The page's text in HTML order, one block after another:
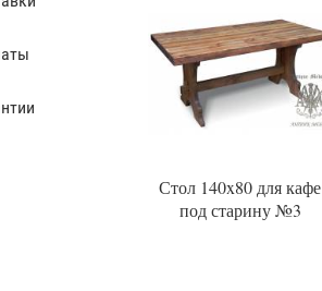
Стол 140x80 для кафе
под старину №3